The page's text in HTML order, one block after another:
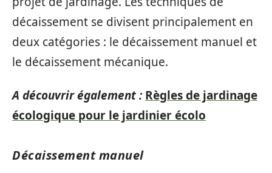
décaissement se divisent principalement en
deux catégories : le décaissement manuel et
le décaissement mécanique.
A découvrir également : Règles de jardinage
écologique pour le jardinier écolo
Décaissement manuel